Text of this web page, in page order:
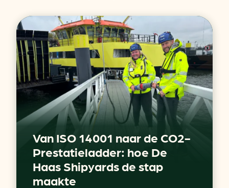
Van ISO 14001 naar de CO2-
Prestatieladder: hoe De
Haas Shipyards de stap
maakte